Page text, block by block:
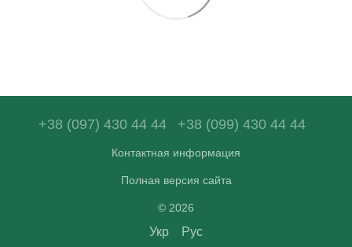
+38 (097) 430 44 44 +38 (099) 430 44 44
Контактная информация
Полная версия сайта
© 2026
Укр Рус